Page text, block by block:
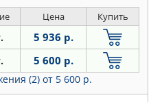
Цена Купить
5 936 р.
5 600 р.
(2) от 5 600 р.